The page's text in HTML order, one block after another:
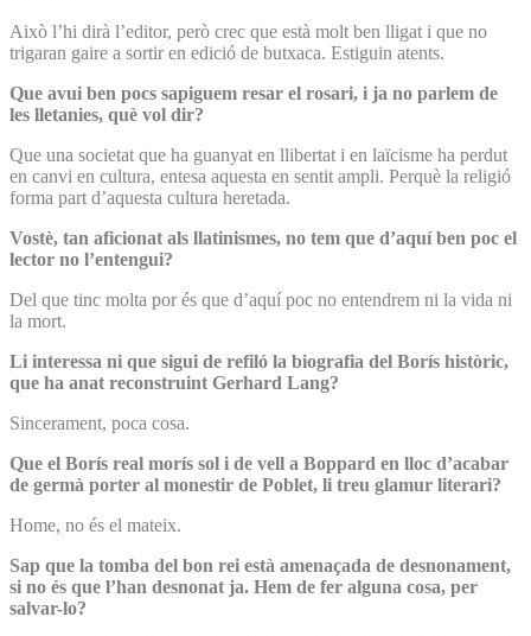
Això l’hi dirà l’editor, però crec que està molt ben lligat i que no
trigaran gaire a sortir en edició de butxaca. Estiguin atents.
Que avui ben pocs sapiguem resar el rosari, i ja no parlem de
les lletanies, què vol dir?
Que una societat que ha guanyat en llibertat i en laïcisme ha perdut
en canvi en cultura, entesa aquesta en sentit ampli. Perquè la religió
forma part d’aquesta cultura heretada.
Vostè, tan aficionat als llatinismes, no tem que d’aquí ben poc el
lector no l’entengui?
Del que tinc molta por és que d’aquí poc no entendrem ni la vida ni
la mort.
Li interessa ni que sigui de refiló la biografia del Borís històric,
que ha anat reconstruint Gerhard Lang?
Sincerament, poca cosa.
Que el Borís real morís sol i de vell a Boppard en lloc d’acabar
de germà porter al monestir de Poblet, li treu glamur literari?
Home, no és el mateix.
Sap que la tomba del bon rei està amenaçada de desnonament,
si no és que l’han desnonat ja. Hem de fer alguna cosa, per
salvar-lo?